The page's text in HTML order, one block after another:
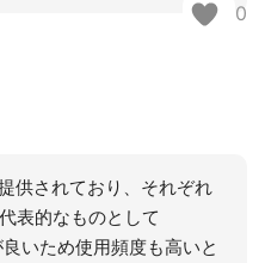
0
供されており、それぞれ
表的なものとして
いため使用頻度も高いと